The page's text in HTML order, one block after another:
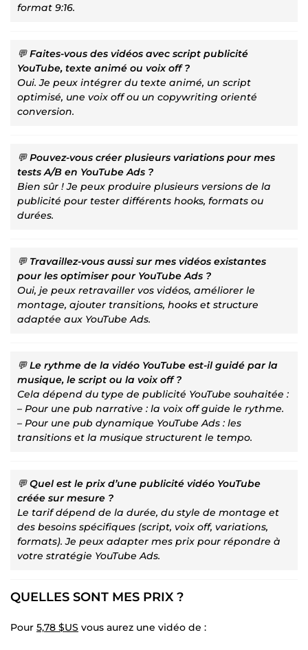
format 9:16.
💬Faites-vous des vidéos avec script publicité
YouTube, texte animé ou voix off ?
Oui. Je peux intégrer du texte animé, un script
optimisé, une voix off ou un copywriting orienté
conversion.
💬Pouvez-vous créer plusieurs variations pour mes
tests A/B en YouTube Ads ?
Bien sûr ! Je peux produire plusieurs versions de la
publicité pour tester différents hooks, formats ou
durées.
💬 Travaillez-vous aussi sur mes vidéos existantes
pour les optimiser pour YouTube Ads ?
Oui, je peux retravailler vos vidéos, améliorer le
montage, ajouter transitions, hooks et structure
adaptée aux YouTube Ads.
💬Le rythme de la vidéo YouTube est-il guidé par la
musique, le script ou la voix off ?
Cela dépend du type de publicité YouTube souhaitée :
– Pour une pub narrative : la voix off guide le rythme.
– Pour une pub dynamique YouTube Ads : les
transitions et la musique structurent le tempo.
💬Quel est le prix d’une publicité vidéo YouTube
créée sur mesure ?
Le tarif dépend de la durée, du style de montage et
des besoins spécifiques (script, voix off, variations,
formats). Je peux adapter mes prix pour répondre à
votre stratégie YouTube Ads.
QUELLES SONT MES PRIX ?
Pour 5,78 $US vous aurez une vidéo de :